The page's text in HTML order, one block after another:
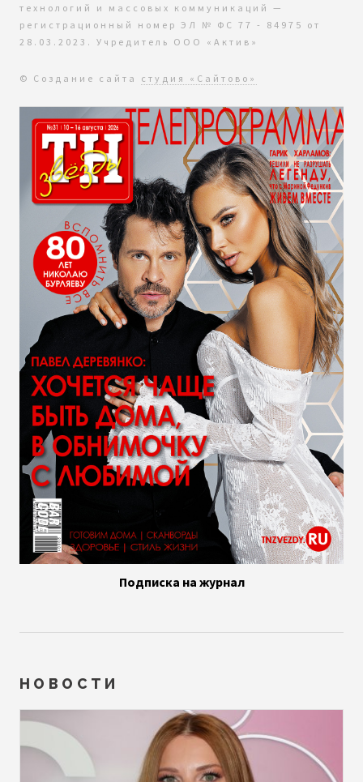
технологий и массовых коммуникаций —
регистрационный номер ЭЛ № ФС 77 - 84975 от
28.03.2023. Учредитель ООО «Актив»
© Создание сайта студия «Сайтово»
Подписка на журнал
НОВОСТИ